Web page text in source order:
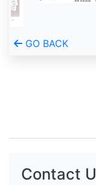
GO BACK
Contact